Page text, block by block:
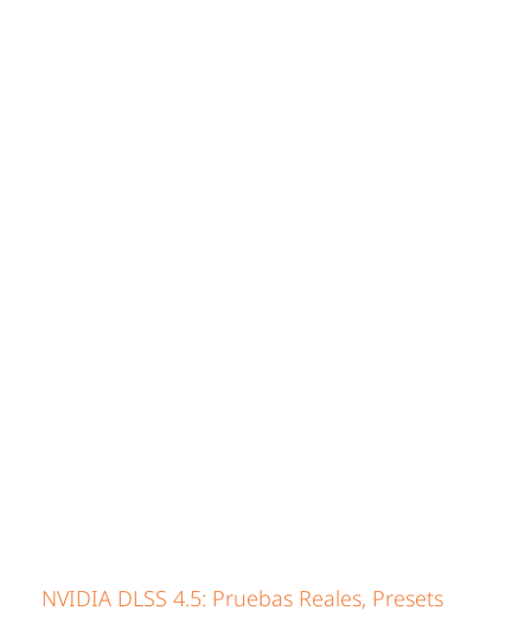
NVIDIA DLSS 4.5: Pruebas Reales, Presets